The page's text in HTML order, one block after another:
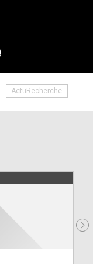
ActuRecherche